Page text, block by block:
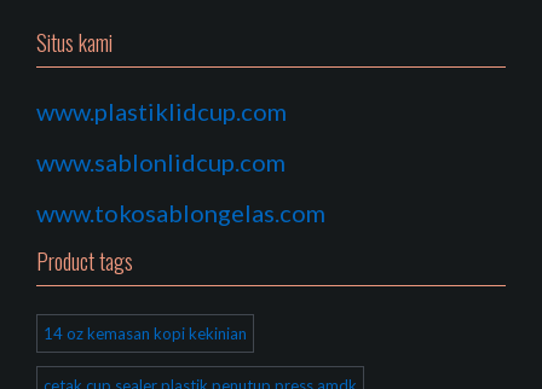
Situs kami
www.plastiklidcup.com
www.sablonlidcup.com
www.tokosablongelas.com
Product tags
14 oz kemasan kopi kekinian